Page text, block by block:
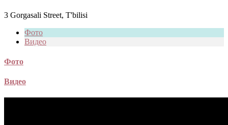
3 Gorgasali Street, T'bilisi
Фото
Видео
Фото
Видео